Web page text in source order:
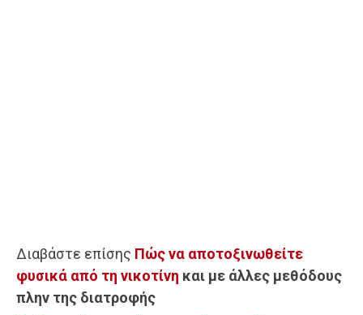
Διαβάστε επίσης Πώς να αποτοξινωθείτε
φυσικά από τη νικοτίνη και με άλλες μεθόδους
πλην της διατροφής